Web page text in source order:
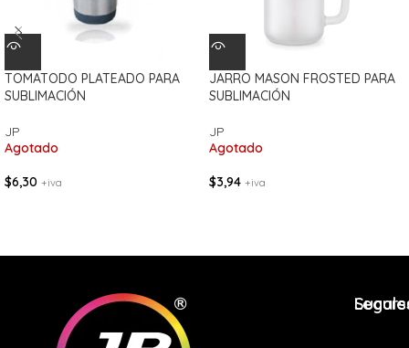
TOMATODO PLATEADO PARA
SUBLIMACIÓN
JP
Agotado
$6,30 +iva
JARRO MASON FROSTED PARA
SUBLIMACIÓN
JP
Agotado
$3,94 +iva